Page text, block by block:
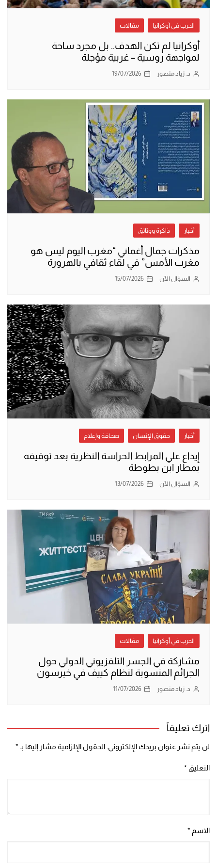
الحرب في أوكرانيا مقالات
أوكرانيا لم تكن الهدف.. بل مجرد ساحة
لمواجهة روسية – غربية مؤجلة
د. زياد منصور 19/07/2026
أخبار ذاكرة ووثائق
مذكرات جمال أغماني “مغرب اليوم ليس هو
مغرب الأمس” في لقاء ثقافي بالهرورة
السؤال الآن 15/07/2026
أخبار حقوق الإنسان صحافة وإعلام
إيداع علي المرابط الحراسة النظرية بعد توقيفه
بمطار ابن بطوطة
السؤال الآن 13/07/2026
الحرب في أوكرانيا مقالات
مشاركة في الجسر التلفزيوني الدولي حول
الجرائم المنسوبة لنظام كييف في خيرسون
د. زياد منصور 11/07/2026
اترك تعليقاً
لن يتم نشر عنوان بريدك الإلكتروني.الحقول الإلزامية مشار إليها بـ *
التعليق *
الاسم *